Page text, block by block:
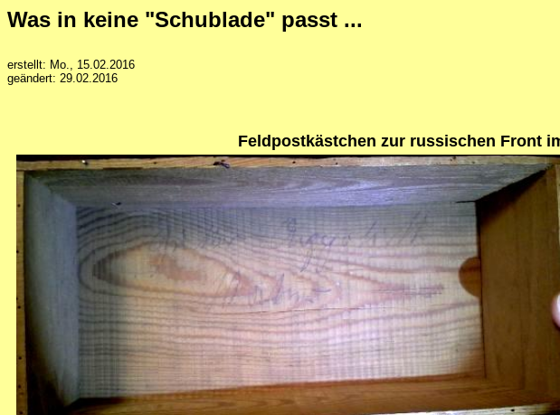
Was in keine "Schublade" passt ...
erstellt: Mo., 15.02.2016
geändert: 29.02.2016
Feldpostkästchen zur russischen Front